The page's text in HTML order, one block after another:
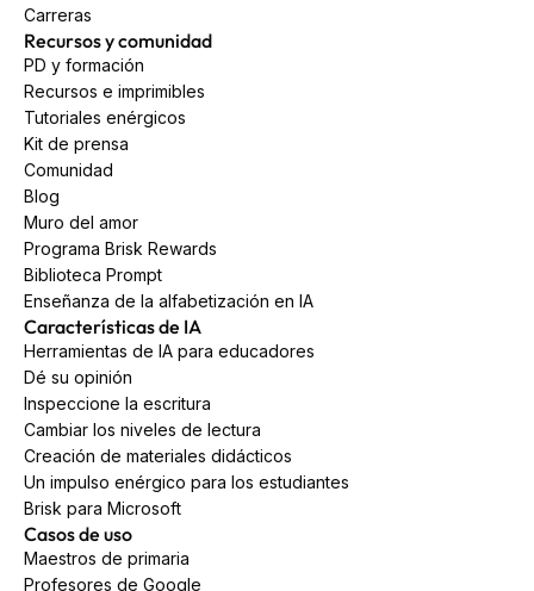
Carreras
Recursos y comunidad
PD y formación
Recursos e imprimibles
Tutoriales enérgicos
Kit de prensa
Comunidad
Blog
Muro del amor
Programa Brisk Rewards
Biblioteca Prompt
Enseñanza de la alfabetización en IA
Características de IA
Herramientas de IA para educadores
Dé su opinión
Inspeccione la escritura
Cambiar los niveles de lectura
Creación de materiales didácticos
Un impulso enérgico para los estudiantes
Brisk para Microsoft
Casos de uso
Maestros de primaria
Profesores de Google